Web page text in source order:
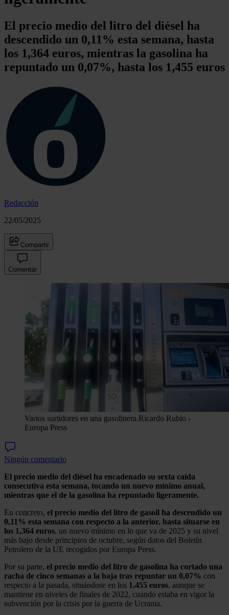
El precio medio del litro del diésel ha
descendido un 0,11% esta semana, hasta
los 1,364 euros, mientras la gasolina ha
repuntado un 0,07%, hasta los 1,455 euros
Redacción
22/05/2025
Compartir
Comentar
Varios surtidores en una gasolinera.Ricardo Rubio -
Europa Press
Ningún comentario
El precio medio del diésel ha encadenado su sexta caída
consecutiva esta semana, tocando un nuevo mínimo anual,
mientras que el de la gasolina ha repuntado ligeramente.
En concreto, el precio medio del litro de gasoil ha descendido un
0,11% esta semana con respecto a la anterior, hasta situarse en
los 1,364 euros, un nuevo mínimo en lo que va de 2025 y su nivel
más bajo desde principios de octubre, según datos del Boletín
Petrolero de la UE recogidos por Europa Press.
Por su parte, el precio medio del litro de gasolina ha cortado una
racha de cinco semanas a la baja tras repuntar un 0,07% con
respecto a la pasada, situándose en los 1,455 euros, aunque se
mantiene en niveles de finales de 2022, cuando estaba en vigor la
subvención por la crisis por la guerra de Ucrania.